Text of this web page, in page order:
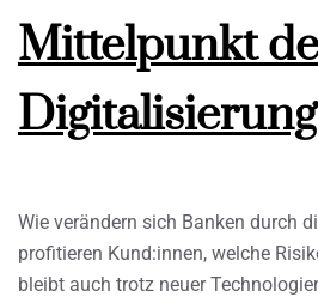
Mittelpunkt
Wie verändern sich Banken durch
profitieren Kund:innen, welche
bleibt auch trotz neuer